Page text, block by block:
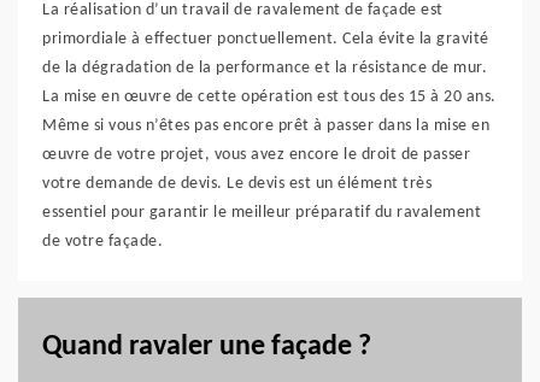
La réalisation d’un travail de ravalement de façade est
primordiale à effectuer ponctuellement. Cela évite la gravité
de la dégradation de la performance et la résistance de mur.
La mise en œuvre de cette opération est tous des 15 à 20 ans.
Même si vous n’êtes pas encore prêt à passer dans la mise en
œuvre de votre projet, vous avez encore le droit de passer
votre demande de devis. Le devis est un élément très
essentiel pour garantir le meilleur préparatif du ravalement
de votre façade.
Quand ravaler une façade ?